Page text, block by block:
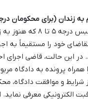
زندان (برای محکومان درجه ۵
قطعی به حبس درجه ۵
خود را مستقیماً به
در این حالت، قاضی
پرونده به دادگاه
شرایط و موافقت دادگاه،
الکترونیکی معرفی